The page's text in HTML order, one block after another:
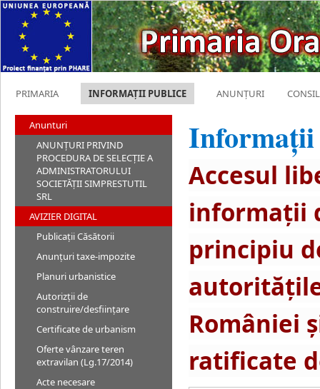
PRIMARIA INFORMAȚII PUBLICE ANUNȚURI
Anunturi
ANUNȚURI PRIVIND
PROCEDURA DE SELECȚIE A
ADMINISTRATORULUI
SOCIETĂȚII SIMPRESTUTIL
SRL
AVIZIER DIGITAL
Publicații Căsătorii
Anunțuri taxe-impozite
Planuri urbanistice
Autorizții de
construire/desființare
Certificate de urbanism
Oferte vânzare teren
extravilan (Lg.17/2014)
Acte necesare
Informații
Accesul
informaţii
principiu
României
ratificate